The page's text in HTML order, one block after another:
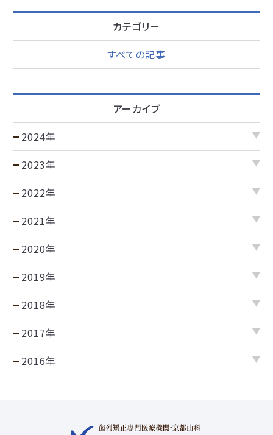
カテゴリー
すべての記事
アーカイブ
2024年
2023年
2022年
2021年
2020年
2019年
2018年
2017年
2016年